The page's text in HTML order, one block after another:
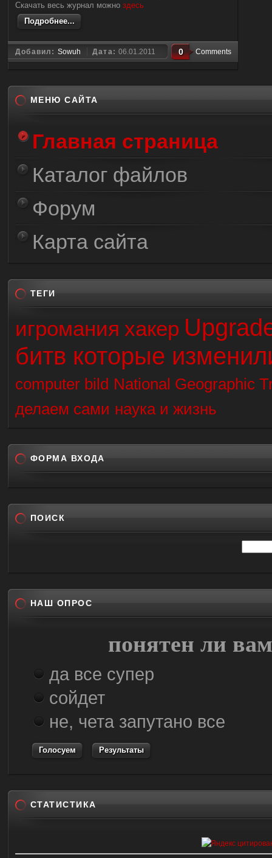
Скачать весь журнал можно здесь
Подробнее...
Добавил: Sowuh Дата:06.01.2011 0 Comments
МЕНЮ САЙТА
Главная страница
Каталог файлов
Форум
Карта сайта
ТЕГИ
игромания хакер
битв которые
computer bild National Geographic
делаем сами наука и жизнь
ФОРМА ВХОДА
ПОИСК
НАШ ОПРОС
понятен ли
да все супер
сойдет
не, чета запутано все
Результаты
СТАТИСТИКА